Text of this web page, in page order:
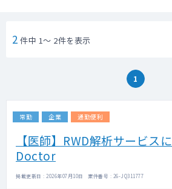
2 件中 1～ 2件を表示
1
常勤 企業 通勤便利
【医師】RWD解析サービス
Doctor
掲載更新日 : 2026年07月10日 案件番号 : 26-JQ311777